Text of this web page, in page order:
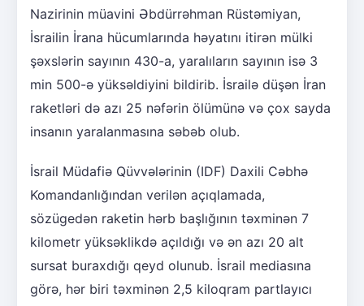
Nazirinin müavini Əbdürrəhman Rüstəmiyan,
İsrailin İrana hücumlarında həyatını itirən mülki
şəxslərin sayının 430-a, yaralıların sayının isə 3
min 500-ə yüksəldiyini bildirib. İsrailə düşən İran
raketləri də azı 25 nəfərin ölümünə və çox sayda
insanın yaralanmasına səbəb olub.
İsrail Müdafiə Qüvvələrinin (IDF) Daxili Cəbhə
Komandanlığından verilən açıqlamada,
sözügedən raketin hərb başlığının təxminən 7
kilometr yüksəklikdə açıldığı və ən azı 20 alt
sursat buraxdığı qeyd olunub. İsrail mediasına
görə, hər biri təxminən 2,5 kiloqram partlayıcı